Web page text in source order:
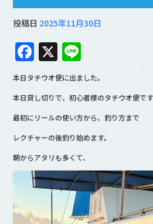
投稿日 2025年11月30日
F
a
c
e
b
o
o
k
X
n
e
本日タチウオ便に出ました。
本日貸し切りで、初心者様のタチウオ便です
最初にリールの使い方から、釣り方まで
レクチャーの後釣り始めます。
朝からアタリも多くて、